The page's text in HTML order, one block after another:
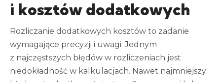
i kosztów dodatkowych
Rozliczanie dodatkowych kosztów to zadanie
wymagające precyzji i uwagi. Jednym
z najczęstszych błędów w rozliczeniach jest
niedokładność w kalkulacjach. Nawet najmniejszy